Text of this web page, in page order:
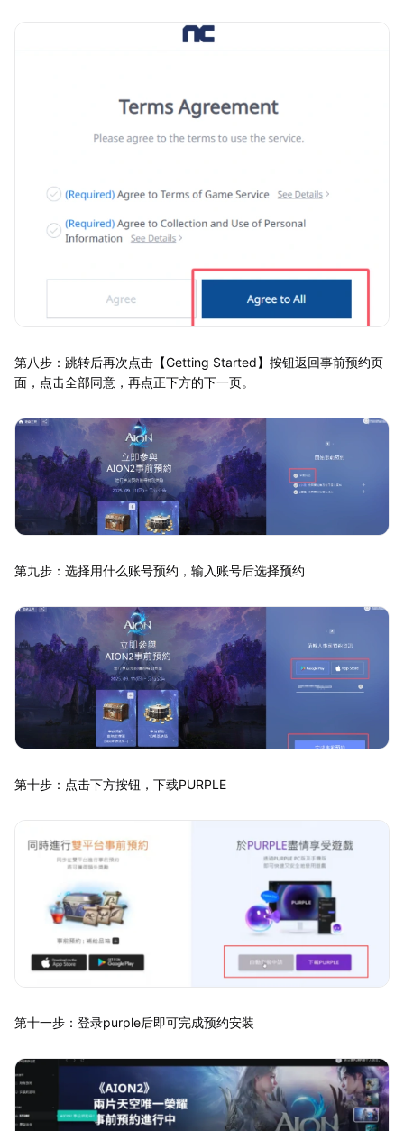
第八步：跳转后再次点击【Getting Started】按钮返回事前预约页
面，点击全部同意，再点正下方的下一页。
第九步：选择用什么账号预约，输入账号后选择预约
第十步：点击下方按钮，下载PURPLE
第十一步：登录purple后即可完成预约安装